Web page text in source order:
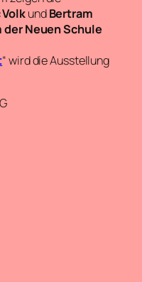
VolkundBertram
der Neuen Schule
“ wird die Ausstellung